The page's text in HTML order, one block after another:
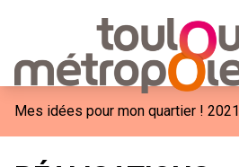
Mes idées pour mon quartier ! 2021